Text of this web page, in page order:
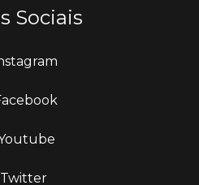
Sociais
Twitter